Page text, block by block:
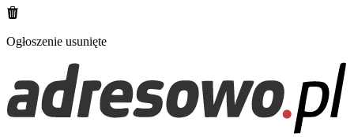
Ogłoszenie usunięte